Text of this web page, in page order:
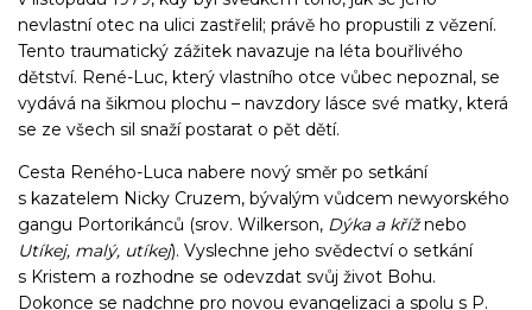
nevlastní otec na ulici zastřelil; právě ho propustili z vězení.
Tento traumatický zážitek navazuje na léta bouřlivého
dětství. René-Luc, který vlastního otce vůbec nepoznal, se
vydává na šikmou plochu – navzdory lásce své matky, která
se ze všech sil snaží postarat o pět dětí.
Cesta Reného-Luca nabere nový směr po setkání
s kazatelem Nicky Cruzem, bývalým vůdcem newyorského
gangu Portorikánců (srov. Wilkerson, Dýka a křížnebo
Utíkej, malý, utíkej). Vyslechne jeho svědectví o setkání
s Kristem a rozhodne se odevzdat svůj život Bohu.
Dokonce se nadchne pro novou evangelizaci a spolu s P.